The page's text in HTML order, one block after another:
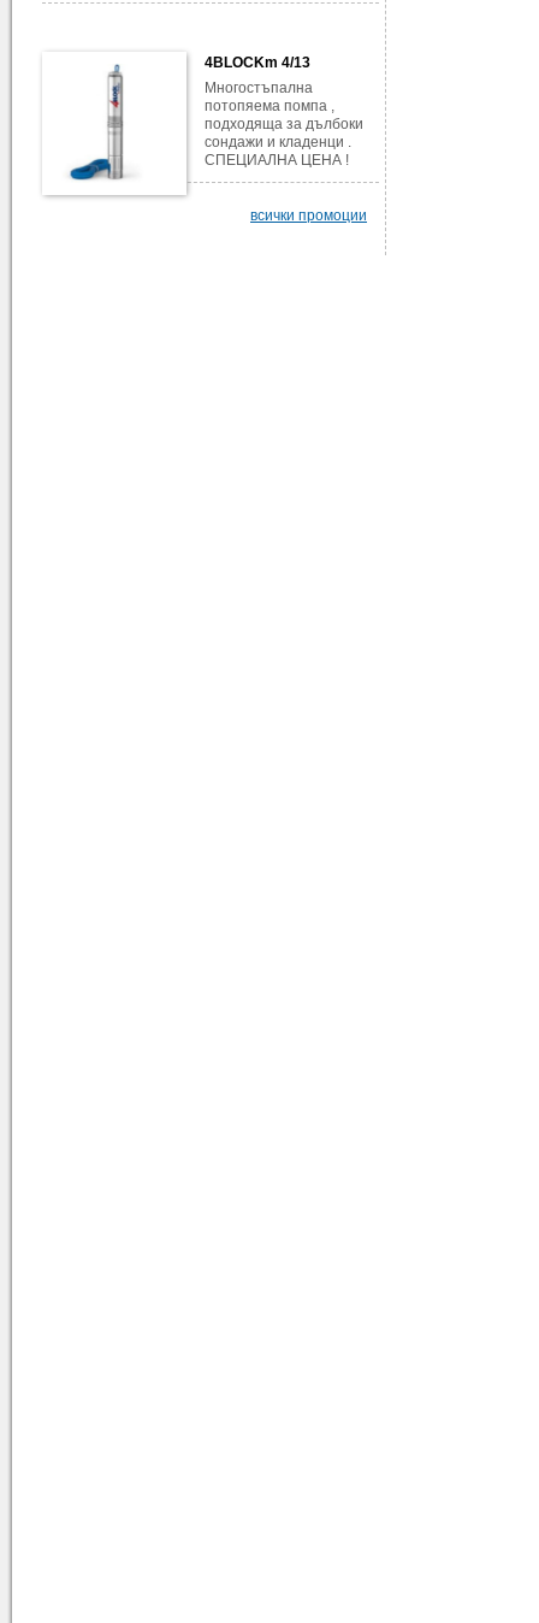
4BLOCKm 4/13
Многостъпална
потопяема помпа ,
подходяща за дълбоки
сондажи и кладенци .
СПЕЦИАЛНА ЦЕНА !
всички промоции